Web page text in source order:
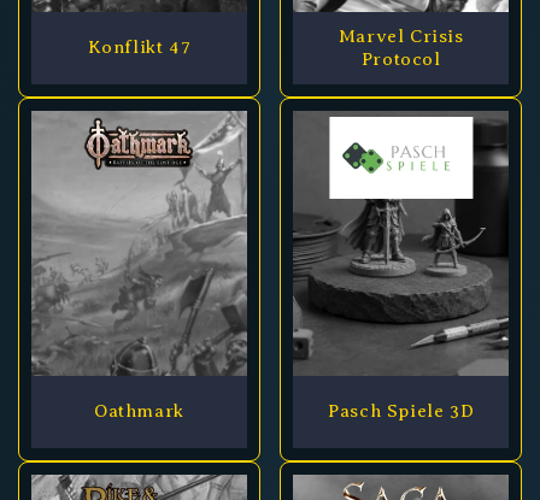
Konflikt 47
Marvel Crisis
Protocol
Oathmark Pasch Spiele 3D